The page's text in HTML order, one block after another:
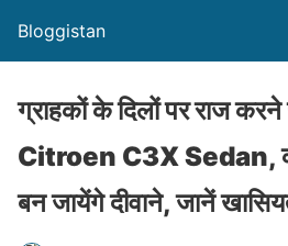
Bloggistan
ग्राहकों के दिलों पर राज
Citroen C3X Sedan,
बन जायेंगे दीवाने, जानें